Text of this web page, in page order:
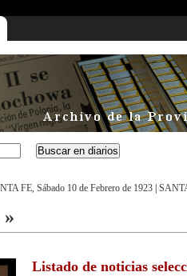
FE, Sábado 10 de Febrero de 1923
»
Listado de noticias